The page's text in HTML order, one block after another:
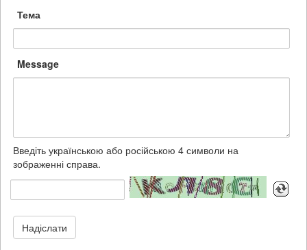
Тема
Message
Введіть українською або російською 4 символи на
зображенні справа.
Надіслати